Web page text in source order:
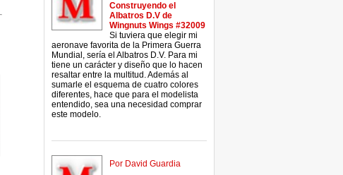
Construyendo el
Albatros D.V de
Wingnuts Wings #32009
Si tuviera que elegir mi
aeronave favorita de la Primera Guerra
Mundial, sería el Albatros D.V. Para mi
tiene un carácter y diseño que lo hacen
resaltar entre la multitud. Además al
sumarle el esquema de cuatro colores
diferentes, hace que para el modelista
entendido, sea una necesidad comprar
este modelo.
Por David Guardia